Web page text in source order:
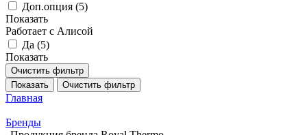
Доп.опция (5)
Показать
Работает с Алисой
Да (5)
Показать
Очистить фильтр
Показать
Очистить фильтр
Главная
Бренды